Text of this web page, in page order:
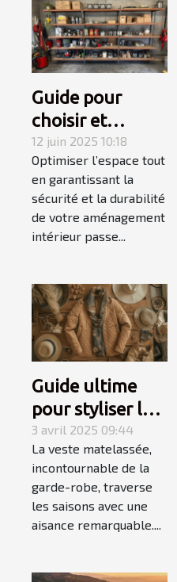
Guide pour
choisir et
installer des
étagères
murales
robustes
12 juin 2025 10:18
Optimiser l’espace tout
en garantissant la
sécurité et la durabilité
de votre aménagement
intérieur passe...
Guide ultime
pour styliser les
vestes
matelassées en
toutes saisons
3 avril 2025 09:44
La veste matelassée,
incontournable de la
garde-robe, traverse
les saisons avec une
aisance remarquable....